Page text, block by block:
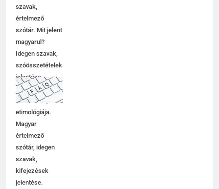
szavak,
értelmező
szótár. Mit jelent
magyarul?
Idegen szavak,
szóösszetételek
jelentése,
magyarázata,
használata,
etimológiája.
Magyar
értelmező
szótár, idegen
szavak,
kifejezések
jelentése.